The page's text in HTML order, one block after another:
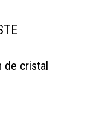
de cristal